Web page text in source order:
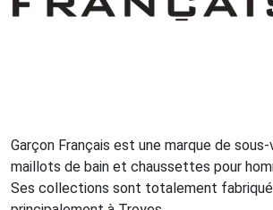
Garçon Français est une marque de
maillots de bain et chaussettes pour
Ses collections sont totalement